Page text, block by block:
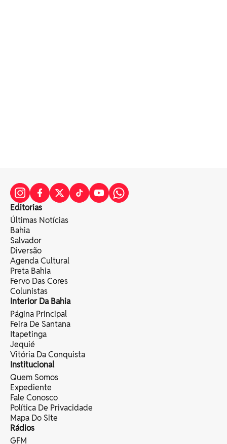
Editorias
Últimas Notícias
Bahia
Salvador
Diversão
Agenda Cultural
Preta Bahia
Fervo Das Cores
Colunistas
Interior Da Bahia
Página Principal
Feira De Santana
Itapetinga
Jequié
Vitória Da Conquista
Institucional
Quem Somos
Expediente
Fale Conosco
Política De Privacidade
Mapa Do Site
Rádios
GFM